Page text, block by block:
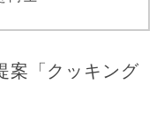
「クッキング